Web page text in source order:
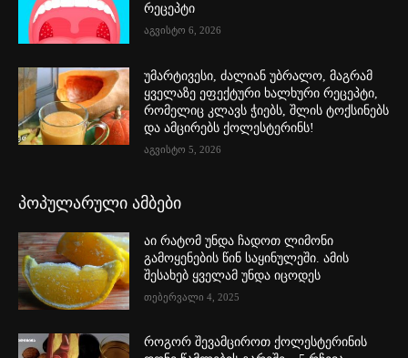
რეცეპტი
აგვისტო 6, 2026
უმარტივესი, ძალიან უბრალო, მაგრამ
ყველაზე ეფექტური ხალხური რეცეპტი,
რომელიც კლავს ჭიებს, შლის ტოქსინებს
და ამცირებს ქოლესტერინს!
აგვისტო 5, 2026
პოპულარული ამბები
აი რატომ უნდა ჩადოთ ლიმონი
გამოყენების წინ საყინულეში. ამის
შესახებ ყველამ უნდა იცოდეს
თებერვალი 4, 2025
როგორ შევამციროთ ქოლესტერინის